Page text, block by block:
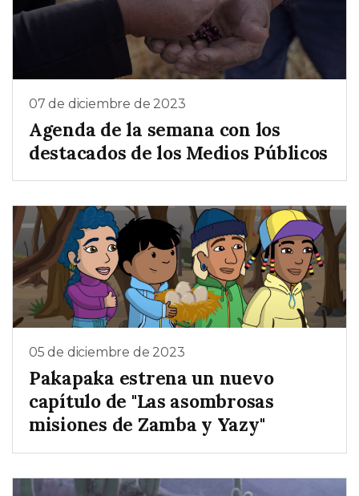
07 de diciembre de 2023
Agenda de la semana con los
destacados de los Medios Públicos
05 de diciembre de 2023
Pakapaka estrena un nuevo
capítulo de "Las asombrosas
misiones de Zamba y Yazy"